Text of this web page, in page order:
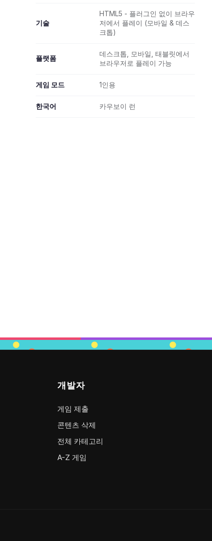
기술
HTML5 - 플러그인 없이 브라우
저에서 플레이 (모바일 & 데스
크톱)
플랫폼
데스크톱, 모바일, 태블릿에서
브라우저로 플레이 가능
게임 모드 1인용
한국어 카우보이 런
개발자
게임 제출
콘텐츠 삭제
전체 카테고리
A-Z 게임